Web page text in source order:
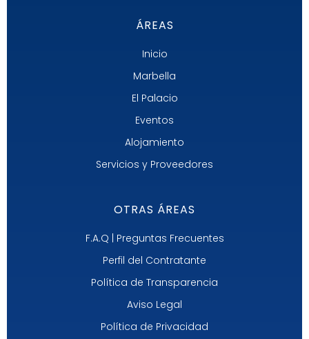
ÁREAS
Inicio
Marbella
El Palacio
Eventos
Alojamiento
Servicios y Proveedores
OTRAS ÁREAS
F.A.Q | Preguntas Frecuentes
Perfil del Contratante
Política de Transparencia
Aviso Legal
Política de Privacidad